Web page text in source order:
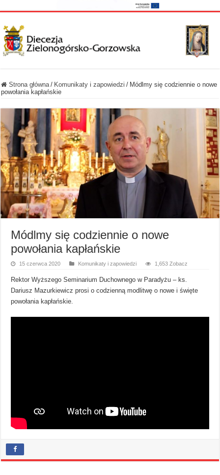
Strona główna / Komunikaty i zapowiedzi / Módlmy się codziennie o nowe
powołania kapłańskie
Módlmy się codziennie o nowe
powołania kapłańskie
15 czerwca 2020 Komunikaty i zapowiedzi 1,653 Zobacz
Rektor Wyższego Seminarium Duchownego w Paradyżu – ks.
Dariusz Mazurkiewicz prosi o codzienną modlitwę o nowe i święte
powołania kapłańskie.